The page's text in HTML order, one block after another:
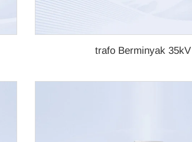
trafo Berminyak 35kV